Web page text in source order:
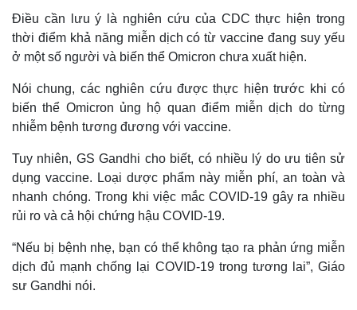
Thế giới
Quan sát
Cuộc sống đó đây
Multimedia
Video
Điều cần lưu ý là nghiên cứu của CDC thực hiện trong
thời điểm khả năng miễn dịch có từ vaccine đang suy yếu
ở một số người và biến thể Omicron chưa xuất hiện.
Nói chung, các nghiên cứu được thực hiện trước khi có
biến thể Omicron ủng hộ quan điểm miễn dịch do từng
nhiễm bệnh tương đương với vaccine.
Tuy nhiên, GS Gandhi cho biết, có nhiều lý do ưu tiên sử
dụng vaccine. Loại dược phẩm này miễn phí, an toàn và
nhanh chóng. Trong khi việc mắc COVID-19 gây ra nhiều
rủi ro và cả hội chứng hậu COVID-19.
“Nếu bị bệnh nhẹ, bạn có thể không tạo ra phản ứng miễn
dịch đủ mạnh chống lại COVID-19 trong tương lai”, Giáo
sư Gandhi nói.